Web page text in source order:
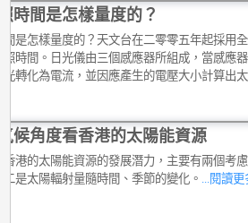
時間是怎樣量度的？
間是怎樣量度的？天文台在二零零五年起採用
照時間。日光儀由三個感應器所組成，當感應
光轉化為電流，並因應產生的電壓大小計算出
候角度看香港的太陽能資源
香港的太陽能資源的發展潛力，主要有兩個考
二是太陽輻射量隨時間、季節的變化。
...閱讀更